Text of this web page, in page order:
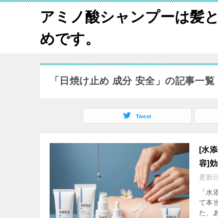
アミノ酸シャンプーは髪
めです。
「日焼け止め 成分 安全」の記事一覧
Tweet
[水
容]
更新
「
て本
た、